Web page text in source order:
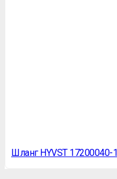
Шланг HYVST 17200040-